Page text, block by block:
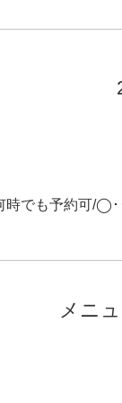
でも予約可/◯･
メニ